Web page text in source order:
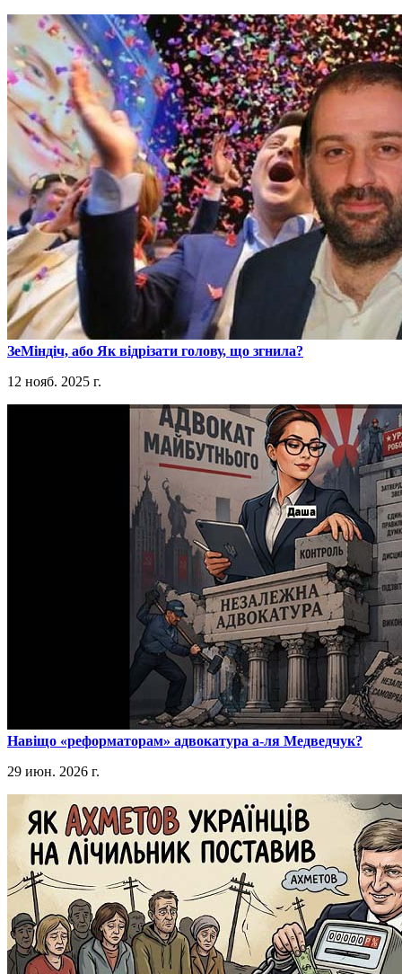
​ЗеМіндіч, або Як відрізати голову, що згнила?
12 нояб. 2025 г.
​Навіщо «реформаторам» адвокатура а-ля Медведчук?
29 июн. 2026 г.